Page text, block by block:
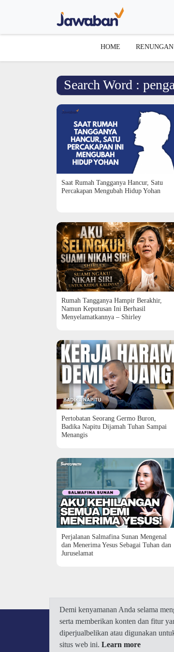
HOME
Search Word :
Saat Rumah Tangganya Hancur, Satu
Percakapan Mengubah Hidup Yohan
Rumah Tangganya Hampir Berakhir,
Namun Keputusan Ini Berhasil
Menyelamatkannya – Shirley
Pertobatan Seorang Germo Buron,
Badika Napitu Dijamah Tuhan Sampai
Menangis
Perjalanan Salmafina Sunan Mengenal
dan Menerima Yesus Sebagai Tuhan dan
Juruselamat
Demi kenyamanan Anda selama
serta memberikan konten dan fitur
diperjualbelikan atau digunakan
situs web ini. Learn more